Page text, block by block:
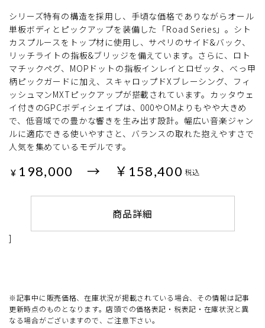
シリーズ特有の構造を採用し、手頃な価格でありながらオール
単板ボディとピックアップを装備した「Road Series」。シト
カスプルースをトップ材に使用し、サペリのサイド&バック、
リッチライトの指板&ブリッジを備えています。さらに、ロト
マチックペグ、MOPドットの指板インレイとロゼッタ、べっ甲
柄ピックガードに加え、スキャロップドXブレーシング、フィ
ッシュマンMXTピックアップが搭載されています。カッタウェ
イ付きのGPCボディシェイプは、000やOMよりもやや大きめ
で、低音域での豊かな響きを生み出す設計。幅広い音楽ジャン
ルに適応できる使いやすさと、バランスの取れた抱えやすさで
人気を集めているモデルです。
¥ 198,000 → ￥158,400 税込
商品詳細
]
※記事中に販売価格、在庫状況が掲載されている場合、その情報は記事
更新時点のものとなります。店頭での価格表記・税表記・在庫状況と異
なる場合がございますので、ご注意下さい。